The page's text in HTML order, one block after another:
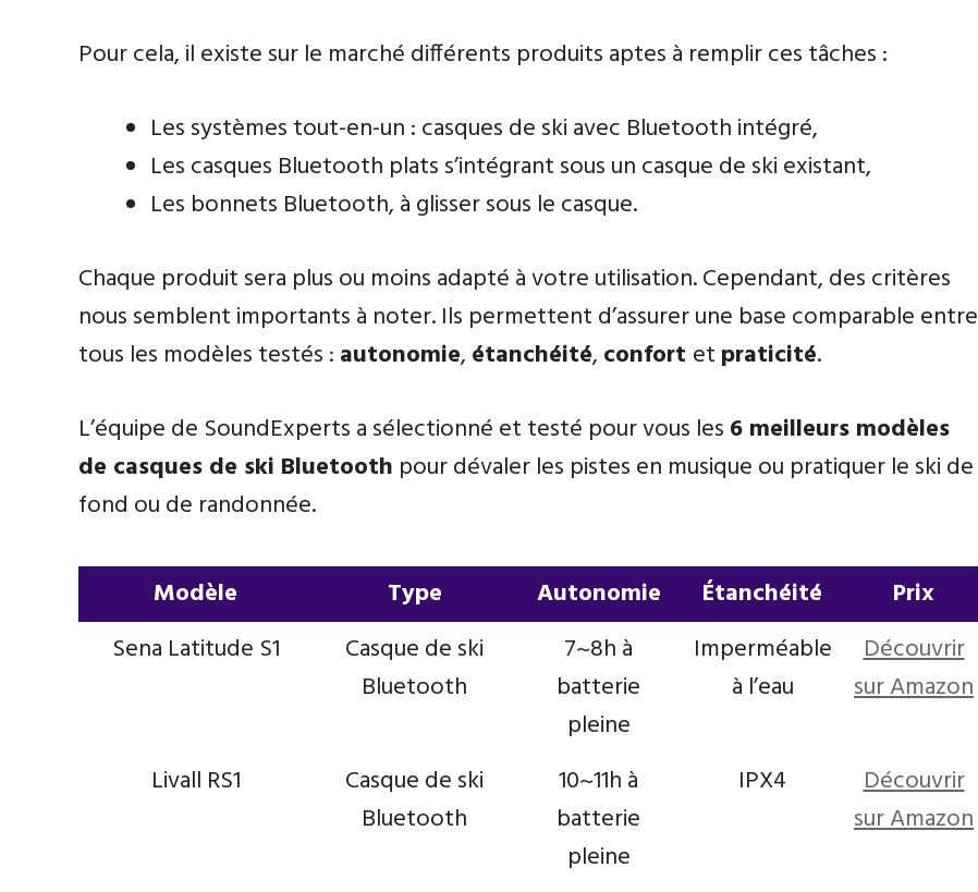
Pour cela, il existe sur le marché différents produits aptes à remplir ces tâches :
Les systèmes tout-en-un : casques de ski avec Bluetooth intégré,
Les casques Bluetooth plats s’intégrant sous un casque de ski existant,
Les bonnets Bluetooth, à glisser sous le casque.
Chaque produit sera plus ou moins adapté à votre utilisation. Cependant, des critères
nous semblent importants à noter. Ils permettent d’assurer une base comparable entre
tous les modèles testés : autonomie, étanchéité, confort et praticité.
L’équipe de SoundExperts a sélectionné et testé pour vous les 6 meilleurs modèles
de casques de ski Bluetooth pour dévaler les pistes en musique ou pratiquer le ski de
fond ou de randonnée.
Modèle Type Autonomie Étanchéité
Prix
Modèle
Type Autonomie Étanchéité Prix
Sena Latitude S1
Casque de ski
Bluetooth
7~8h à
batterie
pleine
Imperméable
à l’eau
Découvrir
sur Amazon
Livall RS1
Casque de ski
Bluetooth
10~11h à
batterie
pleine
IPX4
Découvrir
sur Amazon